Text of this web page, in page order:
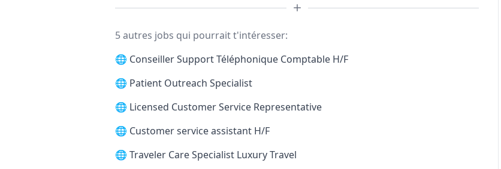
5 autres jobs qui pourrait t'intéresser:
🌐 Conseiller Support Téléphonique Comptable H/F
🌐 Patient Outreach Specialist
🌐 Licensed Customer Service Representative
🌐 Customer service assistant H/F
🌐 Traveler Care Specialist Luxury Travel